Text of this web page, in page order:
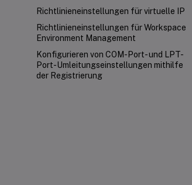
Richtlinieneinstellungen für virtuelle IP
Richtlinieneinstellungen für Workspace
Environment Management
Konfigurieren von COM-Port- und LPT-
Port-Umleitungseinstellungen mithilfe
der Registrierung